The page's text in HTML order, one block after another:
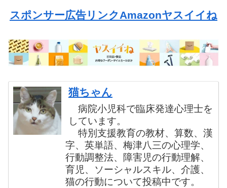
スポンサー広告リンクAmazonヤスイイね
猫ちゃん
病院小児科で臨床発達心理士を
しています。
特別支援教育の教材、算数、漢
字、英単語、梅津八三の心理学、
行動調整法、障害児の行動理解、
育児、ソーシャルスキル、介護、
猫の行動について投稿中です。